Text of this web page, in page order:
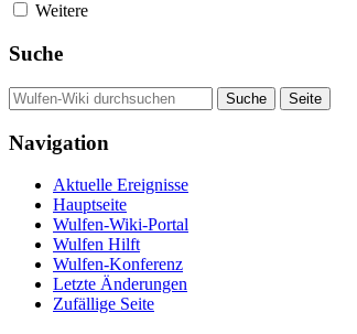
Weitere
Suche
Navigation
Aktuelle Ereignisse
Hauptseite
Wulfen-Wiki-Portal
Wulfen Hilft
Wulfen-Konferenz
Letzte Änderungen
Zufällige Seite